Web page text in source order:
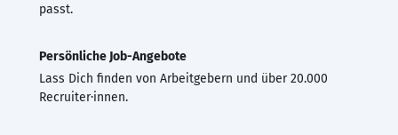
passt.
Persönliche Job-Angebote
Lass Dich finden von Arbeitgebern und über 20.000
Recruiter·innen.